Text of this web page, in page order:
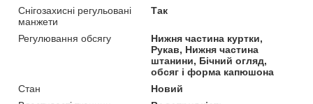
Снігозахисні регульовані
манжети
Так
Регулювання обсягу
Нижня частина куртки,
Рукав, Нижня частина
штанини, Бічний огляд,
обсяг і форма капюшона
Стан
Новий